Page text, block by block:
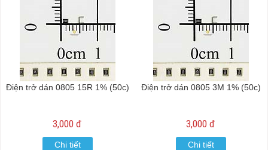
Điện trở dán 0805 15R 1% (50c)
3,000 đ
Chi tiết
Điện trở dán 0805 3M 1% (50c)
3,000 đ
Chi tiết